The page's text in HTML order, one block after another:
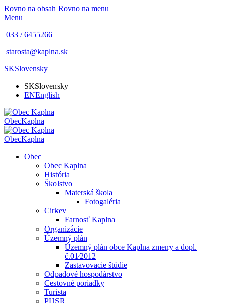
Rovno na obsah Rovno na menu
Menu
033 / 6455266
starosta@kaplna.sk
SKSlovensky
SKSlovensky
ENEnglish
ObecKaplna
ObecKaplna
Obec
Obec Kaplna
História
Školstvo
Materská škola
Fotogaléria
Cirkev
Farnosť Kaplna
Organizácie
Územný plán
Územný plán obce Kaplna zmeny a dopl.
č.01⁄2012
Zastavovacie štúdie
Odpadové hospodárstvo
Cestovné poriadky
Turista
PHSR